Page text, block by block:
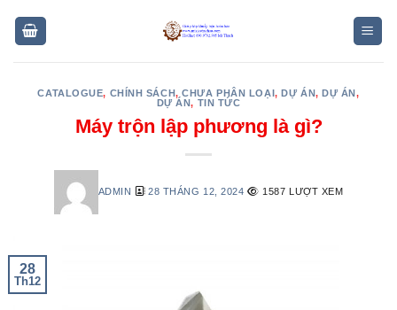
CATALOGUE, CHÍNH SÁCH,CHƯA PHÂN LOẠI,DỰ ÁN,DỰ ÁN,
DỰ ÁN, TIN TỨC
Máy trộn lập phương là gì?
ADMIN 28 THÁNG 12, 2024 1587 LƯỢT XEM
28
Th12